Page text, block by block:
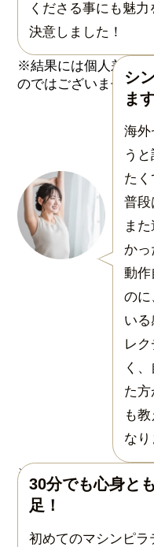
くださる事にも魅
決意しました！
シ
ま
海外
う
たく
普段
ま
か
動作
のに
いる
レ
く
た
も
なり
30分でも心身と
足！
初めてのマシンピラ